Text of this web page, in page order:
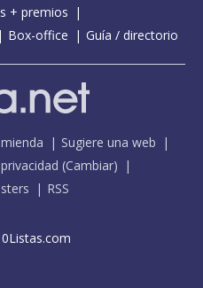
+ premios
Box-office Guía / directorio
Sugiere una web
(Cambiar)
RSS